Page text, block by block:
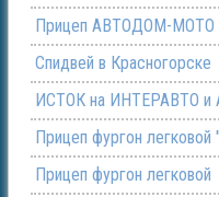
Прицеп АВТОДОМ-МОТО
Спидвей в Красногорске
ИСТОК на ИНТЕРАВТО и
Прицеп фургон
Прицеп фургон легковой